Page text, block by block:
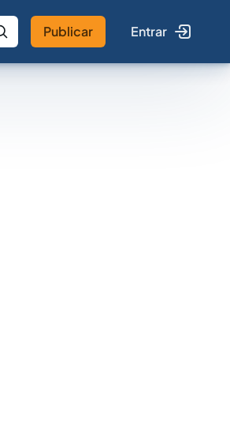
Publicar Entrar